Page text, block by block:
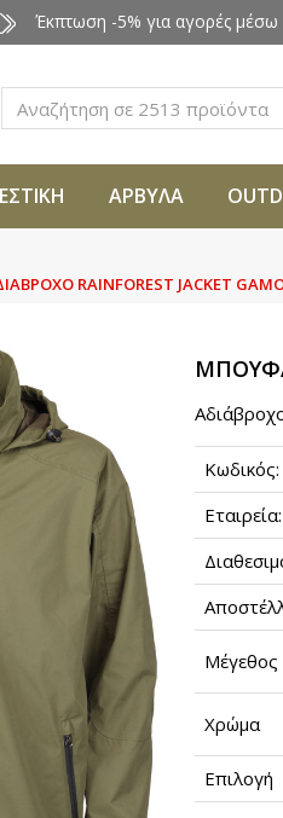
Έκπτωση -5% για αγορές
Αναζήτηση
ΑΡΒΥΛΑ
RAINFOREST JACKET
Κωδικός:
Εταιρεία:
Μέγεθος
Χρώμα
Επιλογή